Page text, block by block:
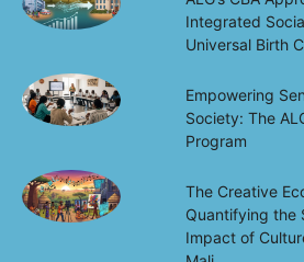
Integrated
Universal Birth
Empowering
Society: The
Program
The Creative
Quantifying the
Impact of